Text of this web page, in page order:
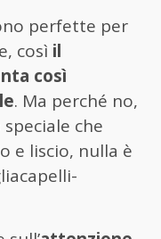
perfette per
così il
così
. Ma perché no,
che
e liscio, nulla è